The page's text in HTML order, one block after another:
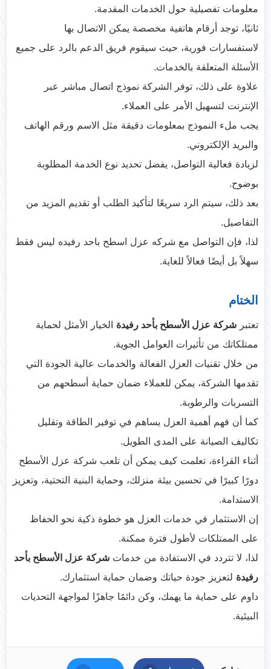
معلومات تفصيلية حول الخدمات المقدمة.
ثانيًا، توجد أرقام هاتفية مخصصة يمكن الاتصال بها
لاستفسارات فورية، حيث سيقوم فريق الدعم بالرد على جميع
الأسئلة المتعلقة بالخدمات.
علاوة على ذلك، توفر الشركة نموذج اتصال مباشر عبر
الإنترنت لتسهيل الأمر على العملاء.
يجب ملء النموذج بمعلومات دقيقة مثل الاسم ورقم الهاتف
والبريد الإلكتروني.
لزيادة فعالية التواصل، يفضل تحديد نوع الخدمة المطلوبة
بوضوح.
بعد ذلك، سيتم الرد سريعًا لتأكيد الطلب أو تقديم المزيد من
التفاصيل.
لذا، فإن التواصل مع شركه عزل اسطح باحد رفيده ليس فقط
سهلاً بل أيضًا فعالاً للغاية.
الختام
تعتبر شركة عزل الأسطح بأحد رفيدة الخيار الأمثل لحماية
ممتلكاتك من تأثيرات العوامل الجوية.
من خلال تقنيات العزل الفعالة والخدمات عالية الجودة التي
تقدمها الشركة، يمكن للعملاء ضمان حماية أسطحهم من
التسربات والرطوبة.
كما أن فهم أهمية العزل يساهم في توفير الطاقة وتقليل
تكاليف الصيانة على المدى الطويل.
أثناء القراءة، تعلمت كيف يمكن أن تلعب شركة عزل الأسطح
دورًا كبيرًا في تحسين بيئة منزلك، وحماية البنية التحتية، وتعزيز
الاستدامة.
إن الاستثمار في خدمات العزل هو خطوة ذكية نحو الحفاظ
على الممتلكات لأطول فترة ممكنة.
لذا، لا تتردد في الاستفادة من خدمات شركة عزل الأسطح بأحد
رفيدة لتعزيز جودة حياتك وضمان حماية استثمارك.
داوم على حماية ما يهمك، وكن دائمًا جاهزًا لمواجهة التحديات
البيئية.